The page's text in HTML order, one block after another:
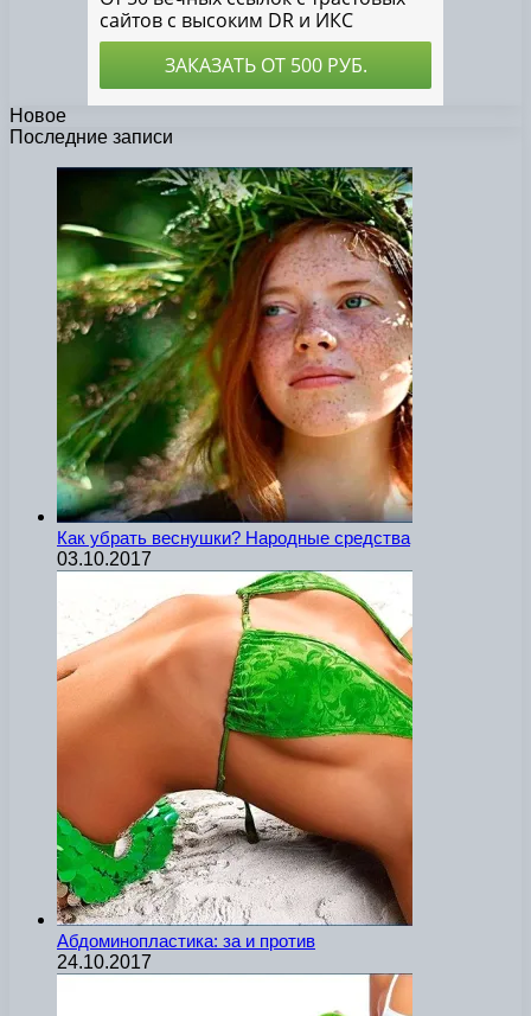
Новое
Последние записи
Как убрать веснушки? Народные средства
03.10.2017
Абдоминопластика: за и против
24.10.2017